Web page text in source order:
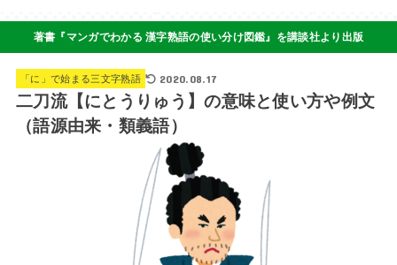
著書『マンガでわかる 漢字熟語の使い分け図鑑』を講談社より出版
「に」で始まる三文字熟語 2020.08.17
二刀流【にとうりゅう】の意味と使い方や例文
（語源由来・類義語）